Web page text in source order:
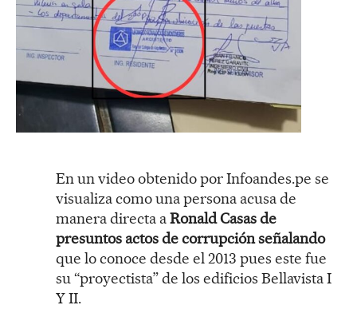
En un video obtenido por Infoandes.pe se
visualiza como una persona acusa de
manera directa aRonald Casas de
presuntos actos de corrupción señalando
que lo conoce desde el 2013 pues este fue
su “proyectista” de los edificios Bellavista I
Y II.